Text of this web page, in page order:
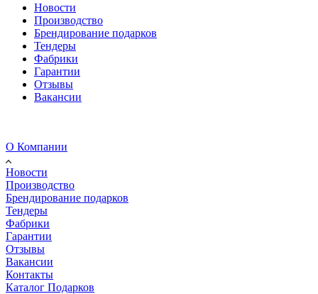
Новости
Производство
Брендирование подарков
Тендеры
Фабрики
Гарантии
Отзывы
Вакансии
О Компании
Новости
Производство
Брендирование подарков
Тендеры
Фабрики
Гарантии
Отзывы
Вакансии
Контакты
Каталог Подарков